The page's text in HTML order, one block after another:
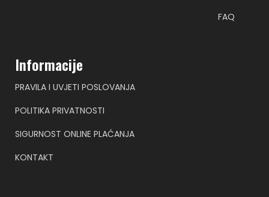
FAQ
Informacije
PRAVILA I UVJETI POSLOVANJA
POLITIKA PRIVATNOSTI
SIGURNOST ONLINE PLAĆANJA
KONTAKT